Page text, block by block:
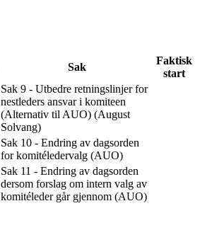
Sak
Faktisk
start
Sak 9 - Utbedre retningslinjer for
nestleders ansvar i komiteen
(Alternativ til AUO) (August
Solvang)
Sak 10 - Endring av dagsorden
for komitéledervalg (AUO)
Sak 11 - Endring av dagsorden
dersom forslag om intern valg av
komitéleder går gjennom (AUO)